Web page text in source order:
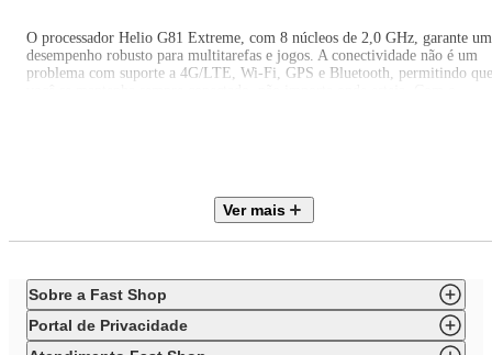
O processador Helio G81 Extreme, com 8 núcleos de 2,0 GHz, garante um
desempenho robusto para multitarefas e jogos. A conectividade não é um
problema com suporte a 4G/LTE, Wi-Fi, GPS e Bluetooth, permitindo que
facial, que garantem que suas informações estejam protegidas. O Motorola
Moto G06 combina tecnologia avançada e design moderno na cor Bege,
Especificações técnicas
Marca: Motorola
Ver mais
Sobre a Fast Shop
Portal de Privacidade